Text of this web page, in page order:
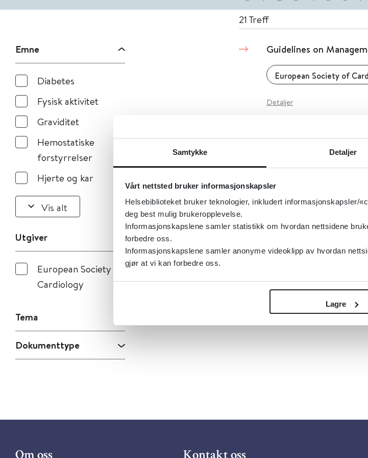
Samtykke Detaljer
Vårt nettsted bruker informasjonskapsler
Helsebiblioteket bruker teknologier, inkludert informasjonskapsler/
deg best mulig brukeropplevelse.
Informasjonskapslene samler statistikk om hvordan nettsidene
forbedre oss.
Informasjonskapslene samler anonyme videoklipp av hvordan
gjør at vi kan forbedre oss.
Lagre
Emne
Diabetes
Fysisk aktivitet
Graviditet
Hemostatiske
forstyrrelser
Hjerte og kar
Vis alt
Utgiver
European Society of
Cardiology
Tema
Dokumenttype
21 Treff
Guidelines on
European Society of
Detaljer